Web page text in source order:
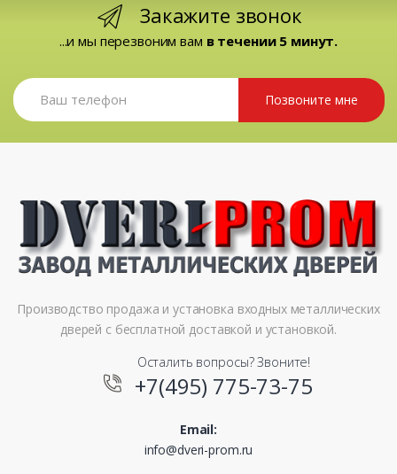
Закажите звонок
...и мы перезвоним вам в течении 5 минут.
Позвоните мне
Производство продажа и установка входных металлических
дверей с бесплатной доставкой и установкой.
Осталить вопросы? Звоните!
+7(495) 775-73-75
Email:
info@dveri-prom.ru